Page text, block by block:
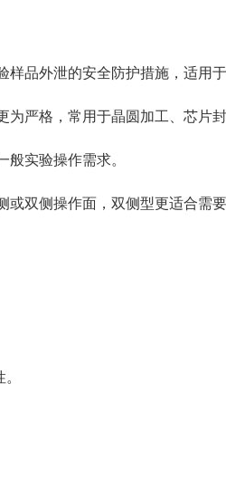
外泄的安全防护措施，适用于
严格，常用于晶圆加工、芯片封
实验操作需求。
双侧操作面，双侧型更适合需要